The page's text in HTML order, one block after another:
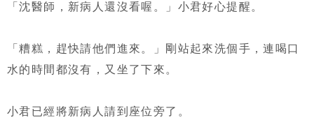
「沈醫師，新病人還沒看喔。」小君好心提醒。
「糟糕，趕快請他們進來。」剛站起來洗個手，連喝口
水的時間都沒有，又坐了下來。
小君已經將新病人請到座位旁了。